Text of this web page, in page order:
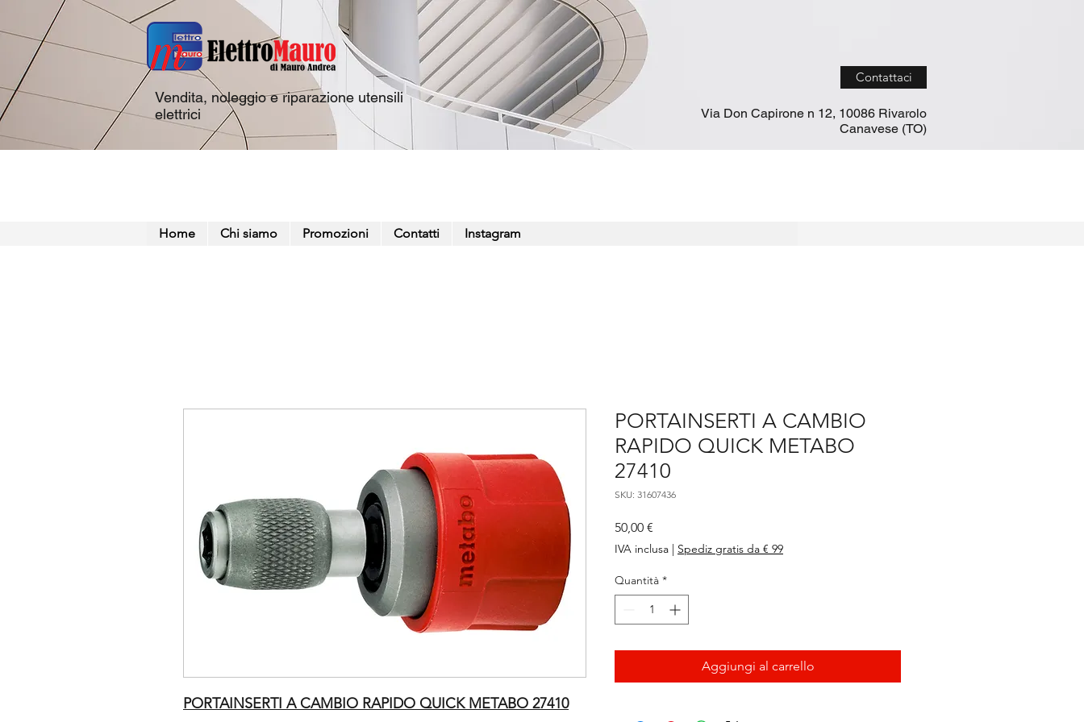
Vendita, noleggio e riparazione utensili
elettrici
Contattaci
Via Don Capirone n 12, 10086 Rivarolo
Canavese (TO)
Home Chi siamo Promozioni Contatti Instagram
PORTAINSERTI A CAMBIO RAPIDO QUICK METABO 27410
PORTAINSERTI A CAMBIO
RAPIDO QUICK METABO
27410
SKU: 31607436
50,00 €
IVA inclusa | Spediz gratis da € 99
Quantità *
Aggiungi al carrello